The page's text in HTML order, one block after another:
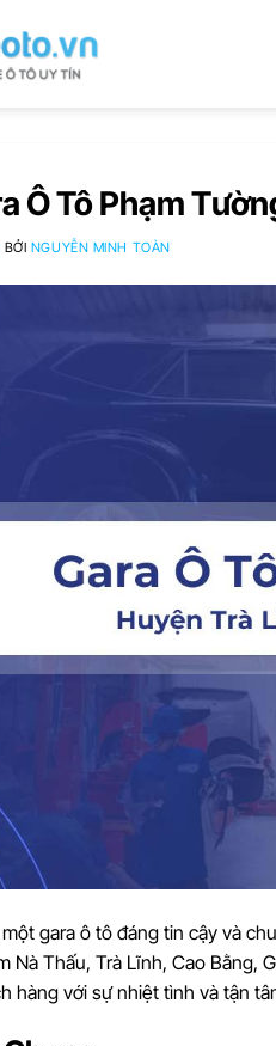
Ô Tô Phạm
BỞI NGUYỄN MINH TOÀN
gara ô tô đáng tin cậy và
Nà Thấu, Trà Lĩnh, Cao Bằng,
hàng với sự nhiệt tình và tận